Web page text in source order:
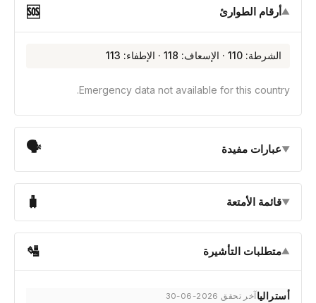
🆘 أرقام الطوارئ▼
الشرطة: 110 · الإسعاف: 118 · الإطفاء: 113
Emergency data not available for this country.
🗣 عبارات مفيدة▼
🧳 قائمة الأمتعة▼
🛂 متطلبات التأشيرة▼
أستراليا آخر تحقق 2026-06-30